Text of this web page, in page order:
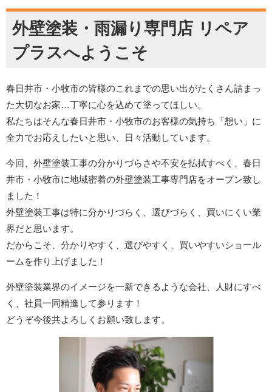
外壁塗装・雨漏り専門店 リペア
プラスへようこそ
春日井市・小牧市の皆様のこれまでの思い出がたくさん詰まっ
た大切なお家…丁寧に心を込めて塗ってほしい。
私たちはそんな春日井市・小牧市のお客様の気持ち「想い」に
全力でお応えしたいと思い、日々活動しています。
今回、外壁塗装工事の分かりづらさや不安を払拭すべく、春日
井市・小牧市に地域密着の外壁塗装工事専門店をオープン致し
ました！
外壁塗装工事は特に分かりづらく、選びづらく、買いにくい業
界だと思います。
だからこそ、分かりやすく、選びやすく、買いやすいショール
ームを作り上げました！
外壁塗装業界のイメージを一新できるような会社、人財にすべ
く、社員一同精進して参ります！
どうぞ今後共よろしくお願い致します。